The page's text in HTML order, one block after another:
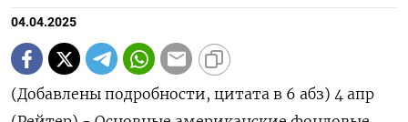
04.04.2025
(Добавлены подробности, цитата в 6 абз) 4 апр